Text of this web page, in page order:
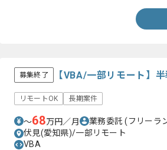
募集終了 【VBA/一部リモート】
リモートOK 長期案件
〜68万円／月 業務委託(フリーラ
伏見(愛知県)/一部リモート
VBA